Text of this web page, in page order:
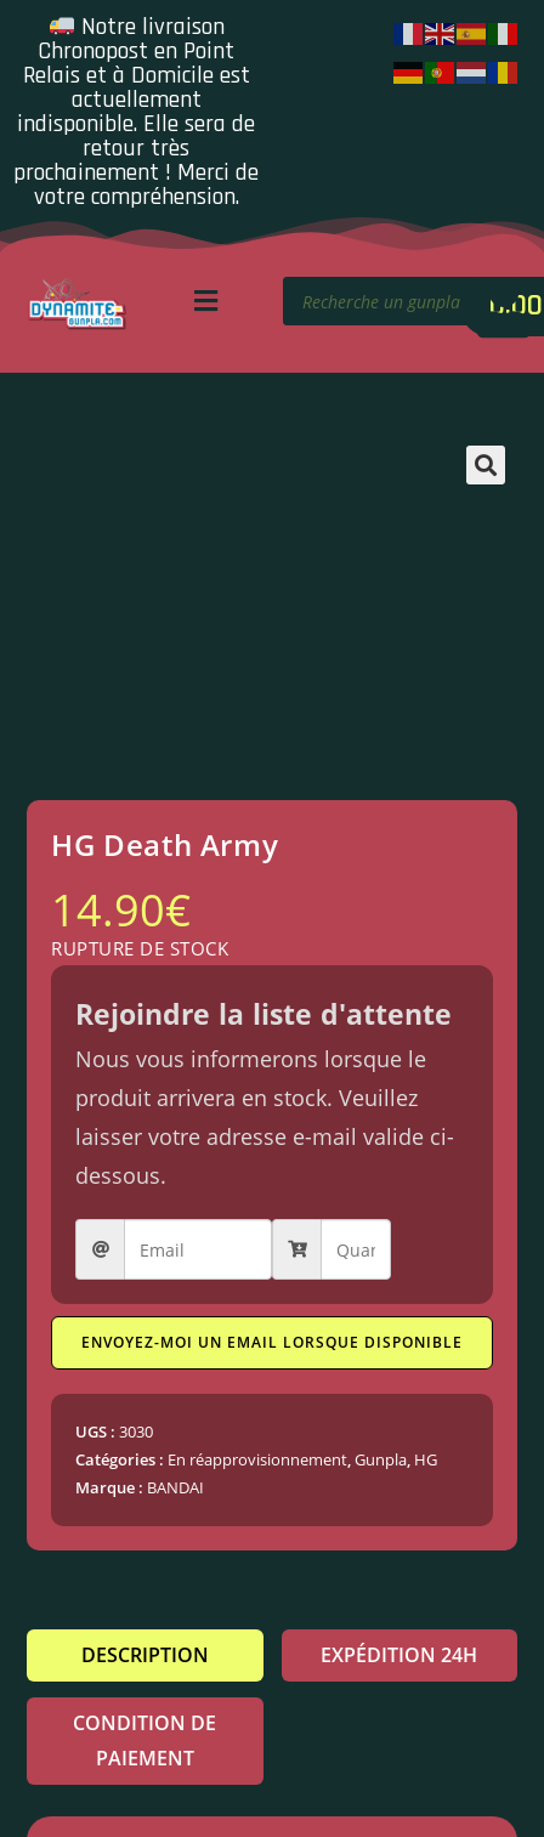
Notre livraison
Chronopost en Point
Relais et à Domicile est
actuellement
indisponible. Elle sera de
retour très
prochainement ! Merci de
votre compréhension.
0.00
HG Death Army
14.90€
RUPTURE DE STOCK
Rejoindre la liste d'attente
Nous vous informerons lorsque le
produit arrivera en stock. Veuillez
laisser votre adresse e-mail valide ci-
dessous.
ENVOYEZ-MOI UN EMAIL LORSQUE DISPONIBLE
UGS :3030
Catégories : En réapprovisionnement,Gunpla, HG
Marque : BANDAI
DESCRIPTION EXPÉDITION 24H
CONDITION DE
PAIEMENT